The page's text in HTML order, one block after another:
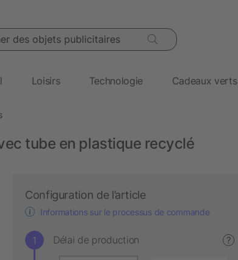
objets publicitaires
Loisirs Technologie Cadeaux verts
tube en plastique recyclé
Configuration de l’article
Informations sur le processus de commande
Délai de production ?